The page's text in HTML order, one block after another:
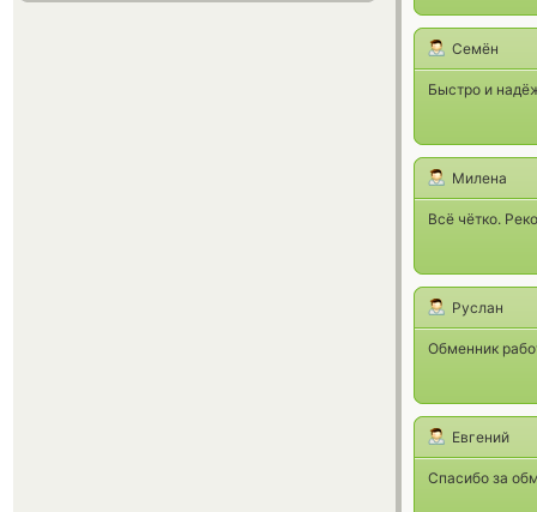
Семён
Быстро и
Милена
Всё чётко.
Руслан
Обменник
Евгений
Спасибо за